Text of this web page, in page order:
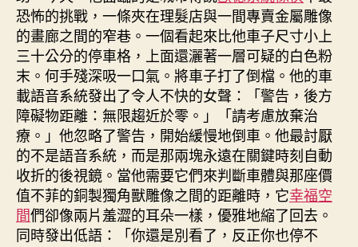
恐怖的挑戰，一條夾在理髮店與一間專賣金屬雕像
的畫廊之間的窄巷。一個看起來比他車子尺寸小上
三十公分的停車格，上面還灑著一層可疑的白色粉
末。何手殘深吸一口氣。將車子打了倒檔。他的車
載語音系統發出了令人不快的女聲：「警告，後方
障礙物距離：無限趨近於零。」「請考慮放棄治
療。」他忽略了警告，開始緩慢地倒車。他最討厭
的不是語音系統，而是那兩塊永遠在關鍵時刻自動
收折的後視鏡。當他需要它們來判斷車體與那座價
值不菲的銅製獨角獸雕像之間的距離時，它幸福空
間們卻像兩片羞澀的耳朵一樣，優雅地縮了回去。
同時發出低語：「你還是別看了，反正你也停不